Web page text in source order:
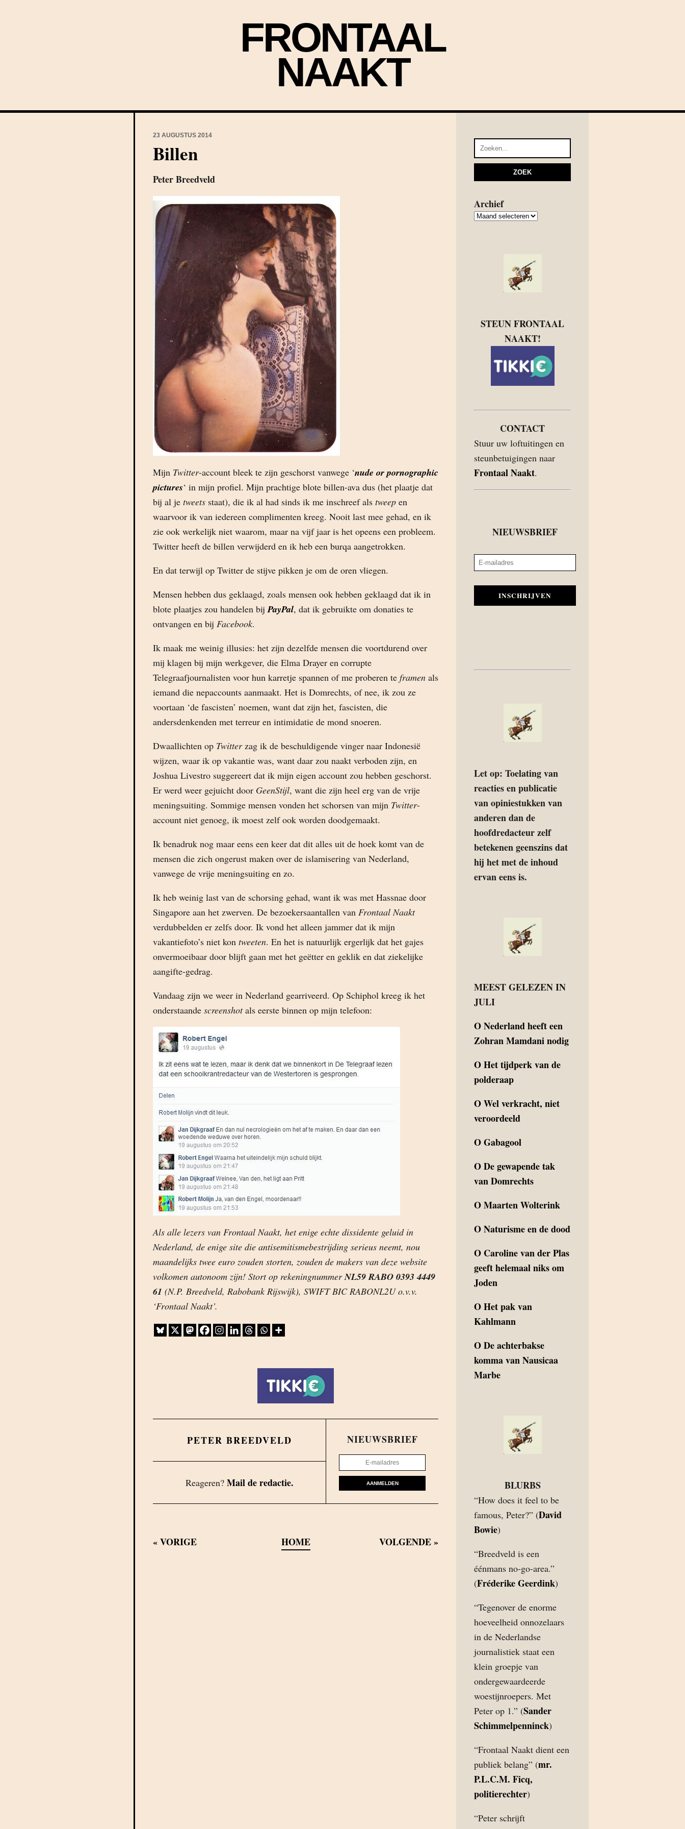
FRONTAAL
NAAKT
23 AUGUSTUS 2014
Billen
Peter Breedveld
Mijn Twitter-account bleek te zijn geschorst vanwege ‘nude or pornographic
pictures‘ in mijn profiel. Mijn prachtige blote billen-ava dus (het plaatje dat
bij al je tweets staat), die ik al had sinds ik me inschreef als tweep en
waarvoor ik van iedereen complimenten kreeg. Nooit last mee gehad, en ik
zie ook werkelijk niet waarom, maar na vijf jaar is het opeens een probleem.
Twitter heeft de billen verwijderd en ik heb een burqa aangetrokken.
En dat terwijl op Twitter de stijve pikken je om de oren vliegen.
Mensen hebben dus geklaagd, zoals mensen ook hebben geklaagd dat ik in
blote plaatjes zou handelen bijPayPal, dat ik gebruikte om donaties te
ontvangen en bij Facebook.
Ik maak me weinig illusies: het zijn dezelfde mensen die voortdurend over
mij klagen bij mijn werkgever, die Elma Drayer en corrupte
Telegraafjournalisten voor hun karretje spannen of me proberen te framen als
iemand die nepaccounts aanmaakt. Het is Domrechts, of nee, ik zou ze
voortaan ‘de fascisten’ noemen, want dat zijn het, fascisten, die
andersdenkenden met terreur en intimidatie de mond snoeren.
Dwaallichten op Twitterzag ik de beschuldigende vinger naar Indonesië
wijzen, waar ik op vakantie was, want daar zou naakt verboden zijn, en
Joshua Livestro suggereert dat ik mijn eigen account zou hebben geschorst.
Er werd weer gejuicht door GeenStijl, want die zijn heel erg van de vrije
meningsuiting. Sommige mensen vonden het schorsen van mijn Twitter-
account niet genoeg, ik moest zelf ook worden doodgemaakt.
Ik benadruk nog maar eens een keer dat dit alles uit de hoek komt van de
mensen die zich ongerust maken over de islamisering van Nederland,
vanwege de vrije meningsuiting en zo.
Ik heb weinig last van de schorsing gehad, want ik was met Hassnae door
Singapore aan het zwerven. De bezoekersaantallen van Frontaal Naakt
verdubbelden er zelfs door. Ik vond het alleen jammer dat ik mijn
vakantiefoto’s niet kon tweeten. En het is natuurlijk ergerlijk dat het gajes
onvermoeibaar door blijft gaan met het geëtter en geklik en dat ziekelijke
aangifte-gedrag.
Vandaag zijn we weer in Nederland gearriveerd. Op Schiphol kreeg ik het
onderstaande screenshotals eerste binnen op mijn telefoon:
Als alle lezers van Frontaal Naakt, het enige echte dissidente geluid in
Nederland, de enige site die antisemitismebestrijding serieus neemt, nou
maandelijks twee euro zouden storten, zouden de makers van deze website
volkomen autonoom zijn! Stort op rekeningnummerNL59 RABO 0393 4449
61 (N.P. Breedveld, Rabobank Rijswijk), SWIFT BIC RABONL2U o.v.v.
‘Frontaal Naakt’.
PETER BREEDVELD
Reageren? Mail de redactie.
NIEUWSBRIEF
AANMELDEN
«VORIGE HOME VOLGENDE»
Archief
Archief
STEUN FRONTAAL
NAAKT!
CONTACT
Stuur uw loftuitingen en
steunbetuigingen naar
Frontaal Naakt.
NIEUWSBRIEF
INSCHRIJVEN
Let op: Toelating van
reacties en publicatie
van opiniestukken van
anderen dan de
hoofdredacteur zelf
betekenen geenszins dat
hij het met de inhoud
ervan eens is.
MEEST GELEZEN IN
JULI
ONederland heeft een
Zohran Mamdani nodig
OHet tijdperk van de
polderaap
OWel verkracht, niet
veroordeeld
OGabagool
ODe gewapende tak
van Domrechts
OMaarten Wolterink
ONaturisme en de dood
O Caroline van der Plas
geeft helemaal niks om
Joden
OHet pak van
Kahlmann
ODe achterbakse
komma van Nausicaa
Marbe
BLURBS
“How does it feel to be
famous, Peter?” (David
Bowie)
“Breedveld is een
éénmans no-go-area.”
(Fréderike Geerdink)
“Tegenover de enorme
hoeveelheid onnozelaars
in de Nederlandse
journalistiek staat een
klein groepje van
ondergewaardeerde
woestijnroepers. Met
Peter op 1.” (Sander
Schimmelpenninck)
“Frontaal Naakt dient een
publiek belang” (mr.
P.L.C.M. Ficq,
politierechter)
“Peter schrijft